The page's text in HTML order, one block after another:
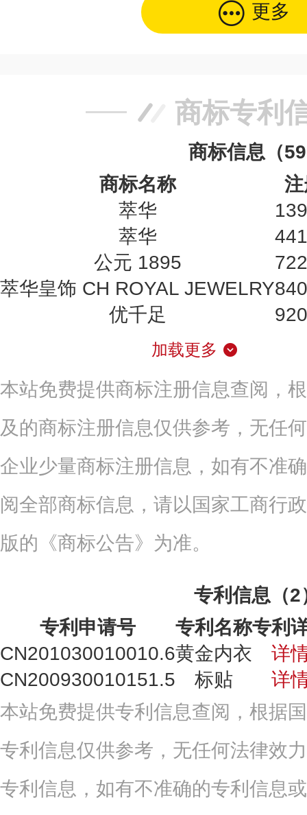
更多
商标专利
商标信息（
商标名称
萃华
萃华
公元 1895
萃华皇饰 CH ROYAL JEWELRY
优千足
加载更多
本站免费提供商标注册信息查阅，
及的商标注册信息仅供参考，无任
企业少量商标注册信息，如有不准
阅全部商标信息，请以国家工商行
版的《商标公告》为准。
专利信息（2
专利申请号
专利名称专利
CN201030010010.6黄金内衣
详
CN200930010151.5
标贴
详
本站免费提供专利信息查阅，根据
专利信息仅供参考，无任何法律效
专利信息，如有不准确的专利信息